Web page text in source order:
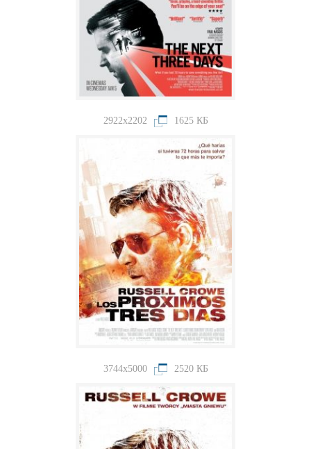
2922x2202 1625 КБ
3744x5000 2520 КБ